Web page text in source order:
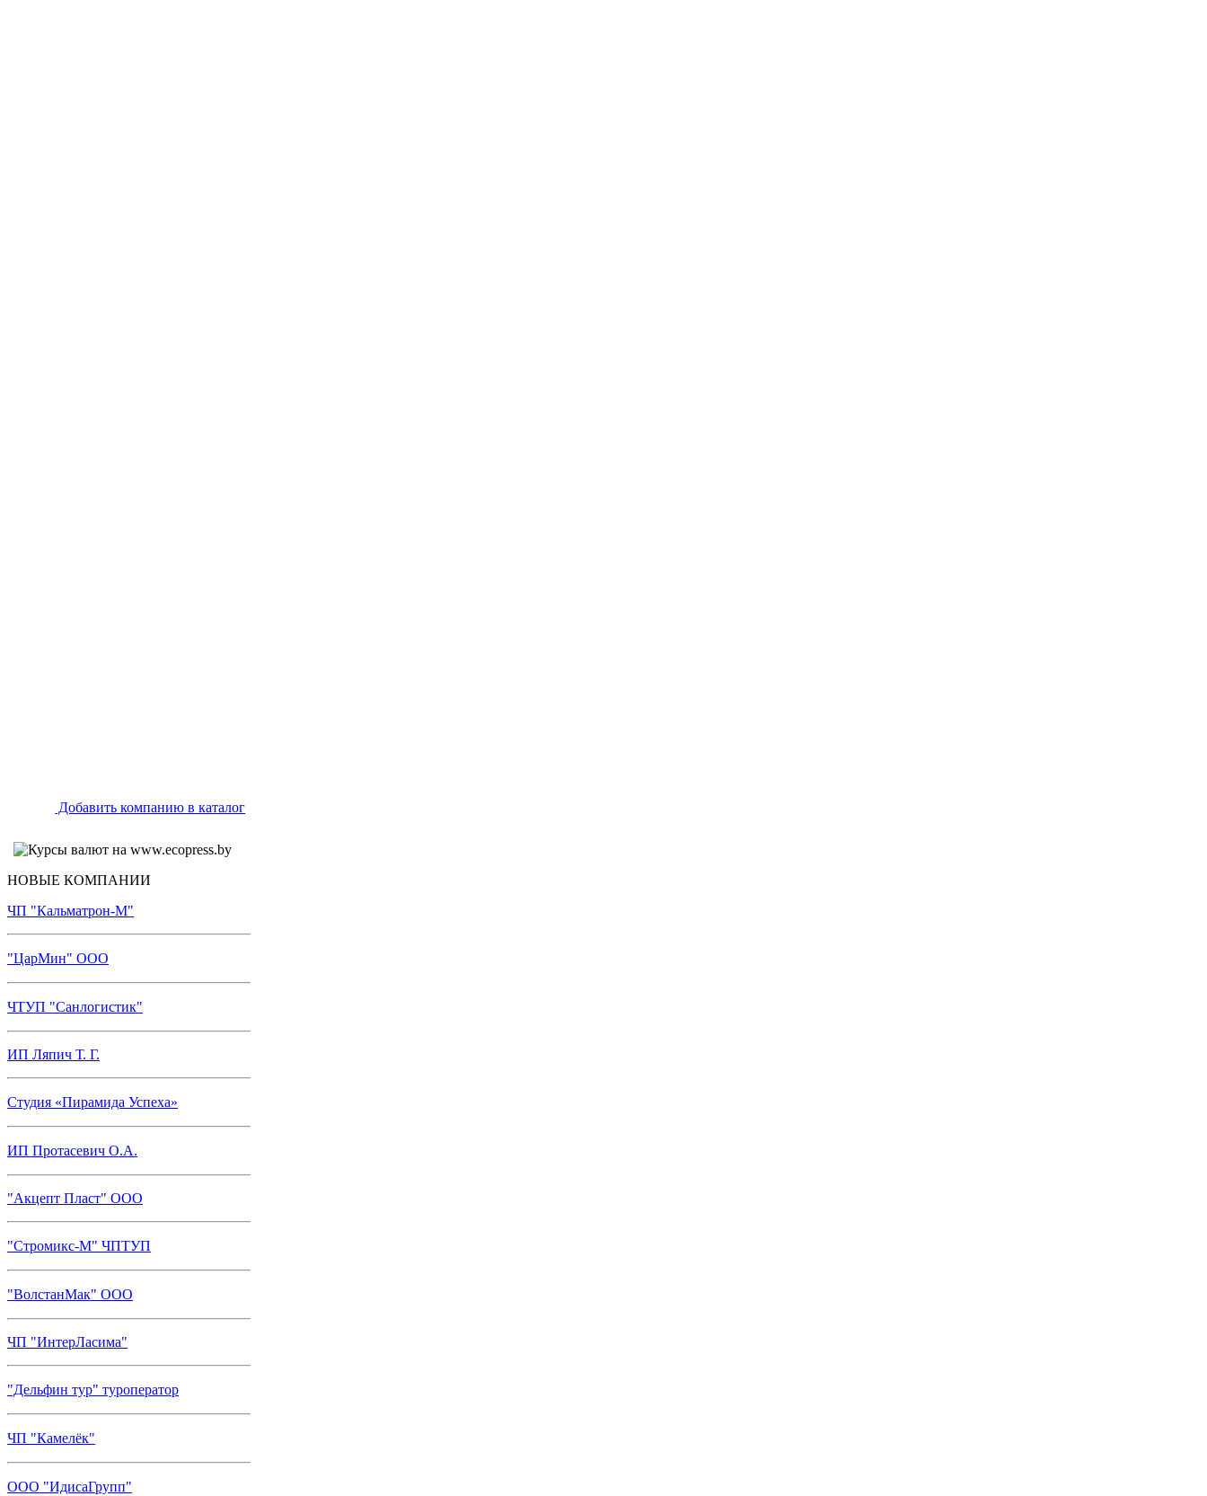
Добавить компанию в каталог
НОВЫЕ КОМПАНИИ
ЧП "Кальматрон-М"
"ЦарМин" ООО
ЧТУП "Санлогистик"
ИП Ляпич Т. Г.
Студия «Пирамида Успеха»
ИП Протасевич О.А.
"Акцепт Пласт" ООО
"Стромикс-М" ЧПТУП
"ВолстанМак" ООО
ЧП "ИнтерЛасима"
"Дельфин тур" туроператор
ЧП "Камелёк"
ООО "ИдисаГрупп"